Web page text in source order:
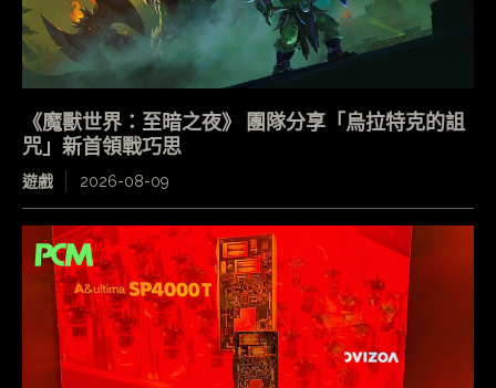
《魔獸世界：至暗之夜》 團隊分享「烏拉特克的詛
咒」新首領戰巧思
遊戲 2026-08-09